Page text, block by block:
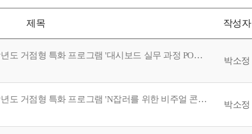
제목 작성자
[MJ대학일자리플러스센터] 2026학년도 거점형 특화 프로그램 '대시보드 실무 과정 POWER BI' 참여자 신청
박소정
[MJ대학일자리플러스센터] 2026학년도 거점형 특화 프로그램 'N잡러를 위한 비주얼 콘텐츠 실무 과정' 참여 신청
박소정